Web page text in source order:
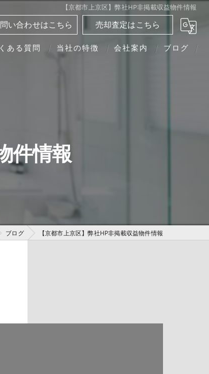
【京都市上京区】弊社HP非掲載収益物件情報
い合わせはこちら 売却査定はこちら
ある質問 当社の特徴
転勤
会社案内 ブログ
件情報
ブログ 【京都市上京区】弊社HP非掲載収益物件情報